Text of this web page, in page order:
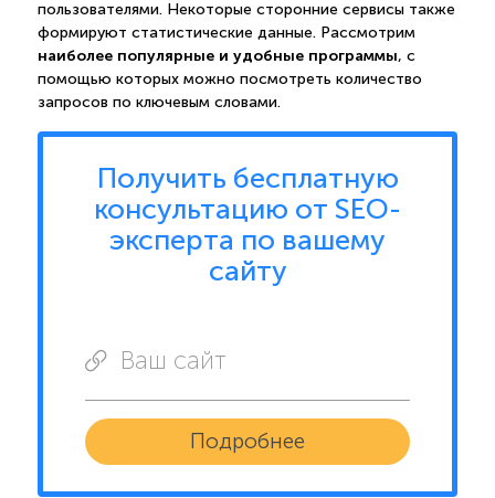
пользователями. Некоторые сторонние сервисы также
формируют статистические данные. Рассмотрим
наиболее популярные и удобные программы, с
помощью которых можно посмотреть количество
запросов по ключевым словами.
Получить бесплатную
консультацию от SEO-
эксперта по вашему
сайту
Ваш сайт
Подробнее